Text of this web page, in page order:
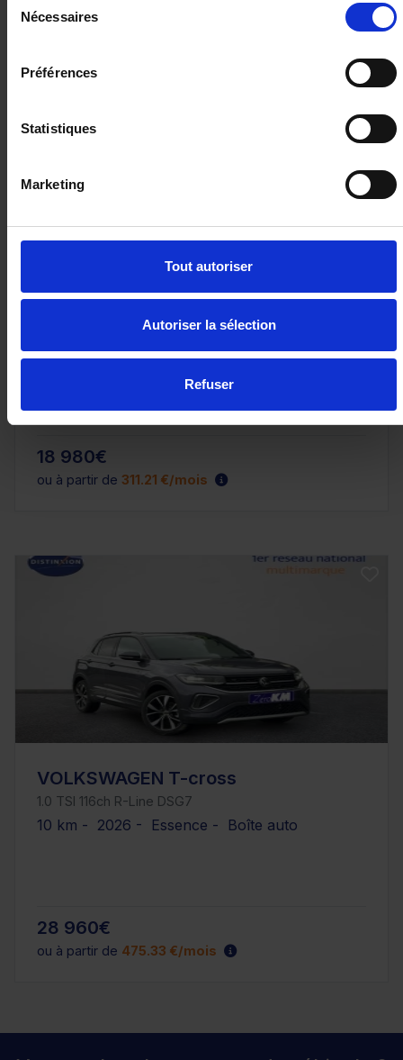
Nécessaires
Préférences
Statistiques
Marketing
Tout autoriser
Autoriser la sélection
Refuser
ou à partir de
1.0 TSI 115CH STYLE SPECIAL EDITION
12956 km - 2025 - Essence - Boîte manuelle
18 980€
ou à partir de 311.21 €/mois
VOLKSWAGEN T-cross
1.0 TSI 116ch R-Line DSG7
10 km - 2026 - Essence - Boîte auto
28 960€
ou à partir de 475.33 €/mois